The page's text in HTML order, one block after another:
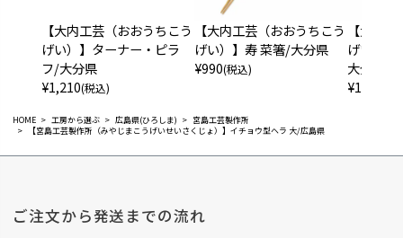
HOME 工房から選ぶ 広島県(ひろしま)
宮島工芸製作所
【宮島工芸製作所（みやじまこうげいせいさくじょ）】イチョウ型ヘラ 大/広島県
【大内工芸（おおうちこう
げい）】ターナー・ピラ
フ/大分県
¥1,210(税込)
【大内工芸（おおうちこう
げい）】寿 菜箸/大分県
¥990(税込)
【大内
げい）
大分県
¥1,100
ご注文から発送までの流れ